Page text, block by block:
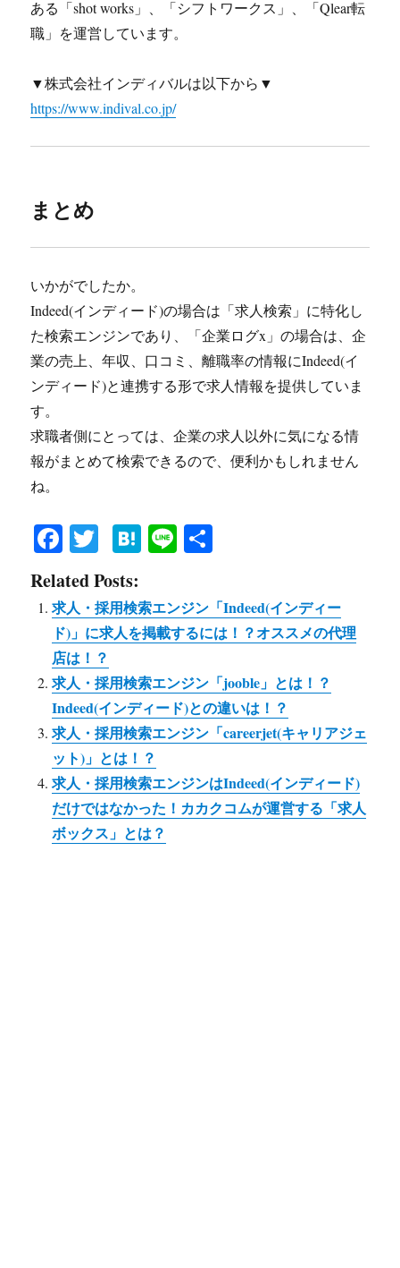
ある「shot works」、「シフトワークス」、「Qlear転
職」を運営しています。
▼株式会社インディバルは以下から▼
https://www.indival.co.jp/
まとめ
いかがでしたか。
Indeed(インディード)の場合は「求人検索」に特化し
た検索エンジンであり、「企業ログx」の場合は、企
業の売上、年収、口コミ、離職率の情報にIndeed(イ
ンディード)と連携する形で求人情報を提供していま
す。
求職者側にとっては、企業の求人以外に気になる情
報がまとめて検索できるので、便利かもしれません
ね。
Fa
ce
bo
ok
T
wi
tte
r
H
en
a
Li
Related Posts:
求人・採用検索エンジン「Indeed(インディー
ド)」に求人を掲載するには！？オススメの代理
店は！？
求人・採用検索エンジン「jooble」とは！？
Indeed(インディード)との違いは！？
求人・採用検索エンジン「careerjet(キャリアジェ
ット)」とは！？
求人・採用検索エンジンはIndeed(インディード)
だけではなかった！カカクコムが運営する「求人
ボックス」とは？